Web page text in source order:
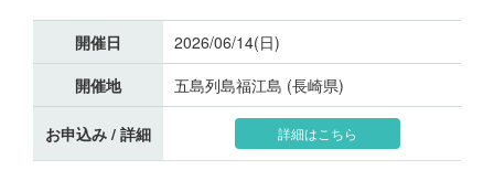
開催日
2026/06/14(日)
開催地
五島列島福江島 (長崎県)
お申込み / 詳細 詳細はこちら